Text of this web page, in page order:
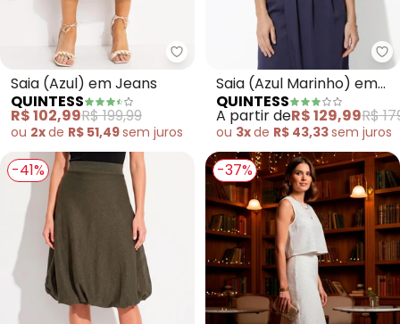
Quintess - Saia (Azul) em Jeans
Saia (Azul) em Jeans
QUINTESS
R$ 102,99R$ 199,99
ou 2xde R$ 51,49sem juros
Saia (Azul Marinho) em
Cetim
QUINTESS
A partir deR$ 129,99R$
ou 3xde R$ 43,33sem juros
-41% -37%